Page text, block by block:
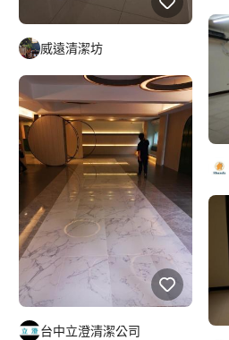
威遠清潔坊
台中立澄清潔公司